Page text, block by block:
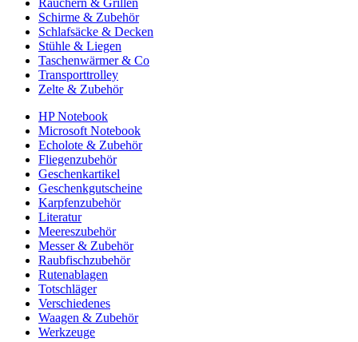
Schirme & Zubehör
Schlafsäcke & Decken
Stühle & Liegen
Taschenwärmer & Co
Transporttrolley
Zelte & Zubehör
HP Notebook
Microsoft Notebook
Echolote & Zubehör
Fliegenzubehör
Geschenkartikel
Geschenkgutscheine
Karpfenzubehör
Literatur
Meereszubehör
Messer & Zubehör
Raubfischzubehör
Rutenablagen
Totschläger
Verschiedenes
Waagen & Zubehör
Werkzeuge